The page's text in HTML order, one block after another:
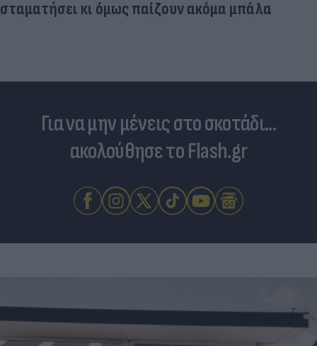
σταματήσει κι όμως παίζουν ακόμα μπάλα
Για να μην μένεις στο σκοτάδι...
ακολούθησε το Flash.gr